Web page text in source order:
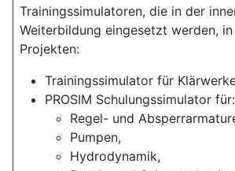
Trainingssimulatoren, die in der
Weiterbildung eingesetzt werden,
Projekten:
Trainingssimulator für
PROSIM Schulungssimulator für:
Regel- und
Pumpen,
Hydrodynamik,